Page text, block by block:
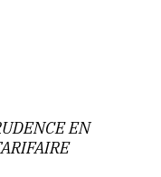
EN